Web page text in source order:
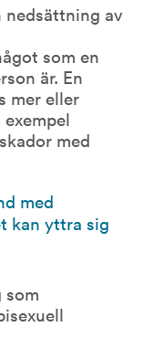
nedsättning av
som en
är. En
mer eller
med
med
kan yttra sig
som